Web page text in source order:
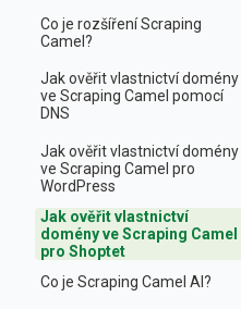
Co je rozšíření Scraping
Camel?
Jak ověřit vlastnictví domény
ve Scraping Camel pomocí
DNS
Jak ověřit vlastnictví domény
ve Scraping Camel pro
WordPress
Jak ověřit vlastnictví
domény ve Scraping Camel
pro Shoptet
Co je Scraping Camel AI?